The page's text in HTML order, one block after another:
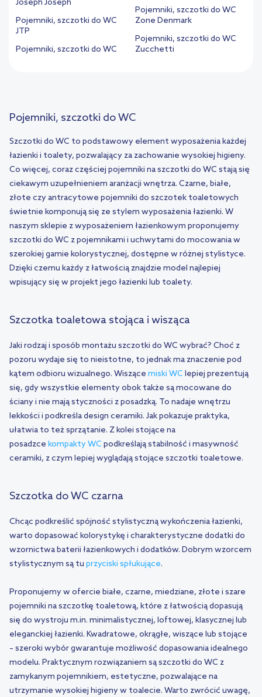
Joseph Joseph
Pojemniki, szczotki do WC
JTP
Pojemniki, szczotki do WC
Pojemniki, szczotki do WC
Zone Denmark
Pojemniki, szczotki do WC
Zucchetti
Pojemniki, szczotki do WC
Szczotki do WC to podstawowy element wyposażenia każdej
łazienki i toalety, pozwalający za zachowanie wysokiej higieny.
Co więcej, coraz częściej pojemniki na szczotki do WC stają się
ciekawym uzupełnieniem aranżacji wnętrza. Czarne, białe,
złote czy antracytowe pojemniki do szczotek toaletowych
świetnie komponują się ze stylem wyposażenia łazienki. W
naszym sklepie z wyposażeniem łazienkowym proponujemy
szczotki do WC z pojemnikami i uchwytami do mocowania w
szerokiej gamie kolorystycznej, dostępne w różnej stylistyce.
Dzięki czemu każdy z łatwością znajdzie model najlepiej
wpisujący się w projekt jego łazienki lub toalety.
Szczotka toaletowa stojąca i wisząca
Jaki rodzaj i sposób montażu szczotki do WC wybrać? Choć z
pozoru wydaje się to nieistotne, to jednak ma znaczenie pod
kątem odbioru wizualnego. Wiszące miski WC lepiej prezentują
się, gdy wszystkie elementy obok także są mocowane do
ściany i nie mają styczności z posadzką. To nadaje wnętrzu
lekkości i podkreśla design ceramiki. Jak pokazuje praktyka,
ułatwia to też sprzątanie. Z kolei stojące na
posadzce kompakty WC podkreślają stabilność i masywność
ceramiki, z czym lepiej wyglądają stojące szczotki toaletowe.
Szczotka do WC czarna
Chcąc podkreślić spójność stylistyczną wykończenia łazienki,
warto dopasować kolorystykę i charakterystyczne dodatki do
wzornictwa baterii łazienkowych i dodatków. Dobrym wzorcem
stylistycznym są tu przyciski spłukujące.
Proponujemy w ofercie białe, czarne, miedziane, złote i szare
pojemniki na szczotkę toaletową, które z łatwością dopasują
się do wystroju m.in. minimalistycznej, loftowej, klasycznej lub
eleganckiej łazienki. Kwadratowe, okrągłe, wiszące lub stojące
– szeroki wybór gwarantuje możliwość dopasowania idealnego
modelu. Praktycznym rozwiązaniem są szczotki do WC z
zamykanym pojemnikiem, estetyczne, pozwalające na
utrzymanie wysokiej higieny w toalecie. Warto zwrócić uwagę,